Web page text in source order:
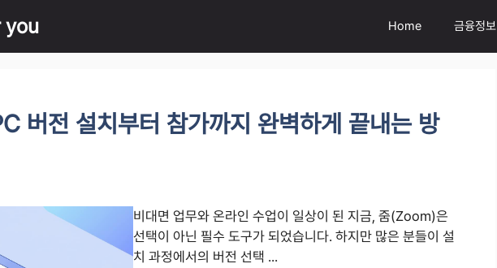
you Home 금융정보
버전 설치부터 참가까지 완벽하게 끝내는 방
비대면 업무와 온라인 수업이 일상이 된 지금, 줌(Zoom)은
선택이 아닌 필수 도구가 되었습니다. 하지만 많은 분들이 설
치 과정에서의 버전 선택 ...